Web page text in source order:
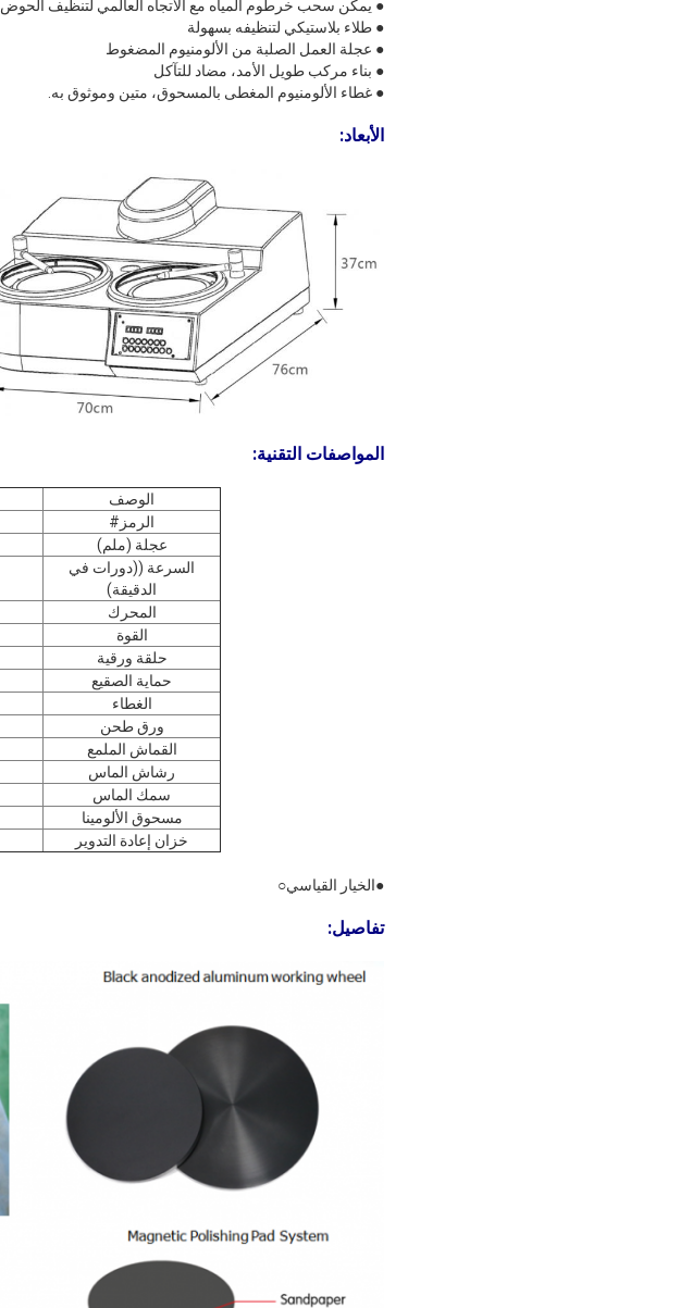
● يمكن سحب خرطوم المياه مع الاتجاه العالمي لتنظيف الحوض
● طلاء بلاستيكي لتنظيفه بسهولة
● عجلة العمل الصلبة من الألومنيوم المضغوط
● بناء مركب طويل الأمد، مضاد للتآكل
● غطاء الألومنيوم المغطى بالمسحوق، متين وموثوق به.
الأبعاد:
المواصفات التقنية:
الوصف
الرمز#
عجلة (ملم)
السرعة ((دورات في
الدقيقة)
المحرك
القوة
حلقة ورقية
حماية الصقيع
الغطاء
ورق طحن
القماش الملمع
رشاش الماس
سمك الماس
مسحوق الألومينا
خزان إعادة التدوير
●الخيار القياسي○
تفاصيل: